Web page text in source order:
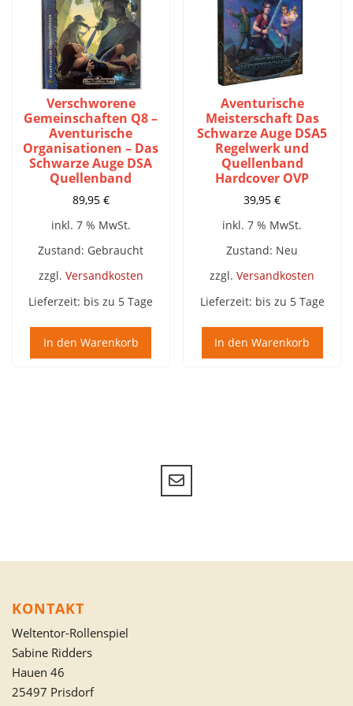
Verschworene
Gemeinschaften Q8 –
Aventurische
Organisationen – Das
Schwarze Auge DSA
Quellenband
89,95 €
inkl. 7 % MwSt.
Zustand: Gebraucht
zzgl. Versandkosten
Lieferzeit: bis zu 5 Tage
In den Warenkorb
Aventurische
Meisterschaft Das
Schwarze Auge DSA5
Regelwerk und
Quellenband
Hardcover OVP
39,95€
inkl. 7 % MwSt.
Zustand: Neu
zzgl.Versandkosten
Lieferzeit: bis zu 5 Tage
In den Warenkorb
KONTAKT
Weltentor-Rollenspiel
Sabine Ridders
Hauen 46
25497 Prisdorf